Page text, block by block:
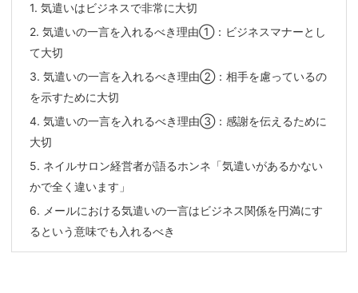
1. 気遣いはビジネスで非常に大切
2. 気遣いの一言を入れるべき理由①：ビジネスマナーとし
て大切
3. 気遣いの一言を入れるべき理由②：相手を慮っているの
を示すために大切
4. 気遣いの一言を入れるべき理由③：感謝を伝えるために
大切
5. ネイルサロン経営者が語るホンネ「気遣いがあるかない
かで全く違います」
6. メールにおける気遣いの一言はビジネス関係を円満にす
るという意味でも入れるべき